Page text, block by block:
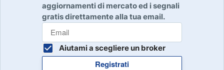
aggiornamenti di mercato ed i segnali
gratis direttamente alla tua email.
Aiutami a scegliere un broker
Registrati